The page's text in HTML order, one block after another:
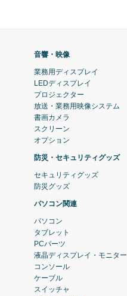
音響・映像
業務用ディスプレイ
LEDディスプレイ
プロジェクター
放送・業務用映像システム
書画カメラ
スクリーン
オプション
防災・セキュリティグッズ
セキュリティグッズ
防災グッズ
パソコン関連
パソコン
タブレット
PCパーツ
液晶ディスプレイ・モニター
コンソール
ケーブル
スイッチャ